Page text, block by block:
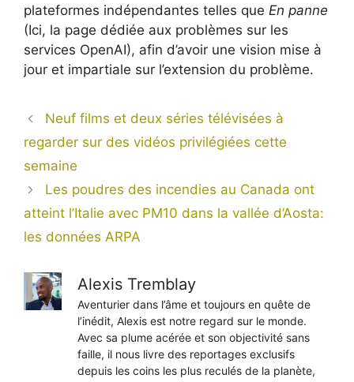
plateformes indépendantes telles que En panne
(Ici, la page dédiée aux problèmes sur les
services OpenAI), afin d’avoir une vision mise à
jour et impartiale sur l’extension du problème.
Neuf films et deux séries télévisées à
regarder sur des vidéos privilégiées cette
semaine
Les poudres des incendies au Canada ont
atteint l’Italie avec PM10 dans la vallée d’Aosta:
les données ARPA
Alexis Tremblay
Aventurier dans l’âme et toujours en quête de
l’inédit, Alexis est notre regard sur le monde.
Avec sa plume acérée et son objectivité sans
faille, il nous livre des reportages exclusifs
depuis les coins les plus reculés de la planète,